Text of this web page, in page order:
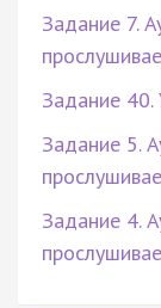
Задание 7.
Задание 40.
Задание 5.
Задание 4.